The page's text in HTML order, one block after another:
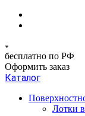
бесплатно по РФ
Оформить заказ
Каталог
Лотки